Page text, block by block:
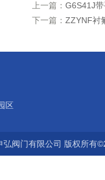
上一篇： G6S41J
下一篇： ZZYNF衬
区
弘阀门有限公司 版权所有